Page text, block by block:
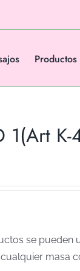
Productos
1(Art K-
se pueden
masa